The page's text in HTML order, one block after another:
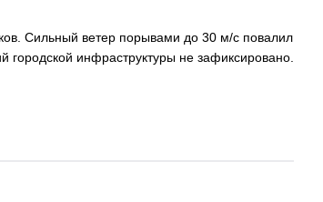
Сильный ветер порывами до 30 м/с повалил
городской инфраструктуры не зафиксировано.